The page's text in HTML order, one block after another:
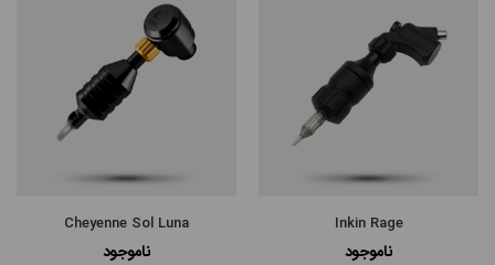
Inkin Rage
ناموجود
Cheyenne Sol Luna
ناموجود